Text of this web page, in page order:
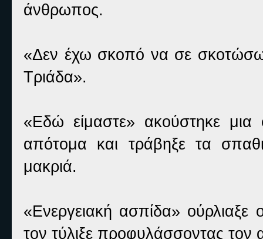
άνθρωπος.
«Δεν έχω σκοπό να σε
Τριάδα».
«Εδώ είμαστε» ακούστηκε
απότομα και τράβηξε τα
μακριά.
«Ενεργειακή ασπίδα»
τον τύλιξε προφυλάσσοντας τον